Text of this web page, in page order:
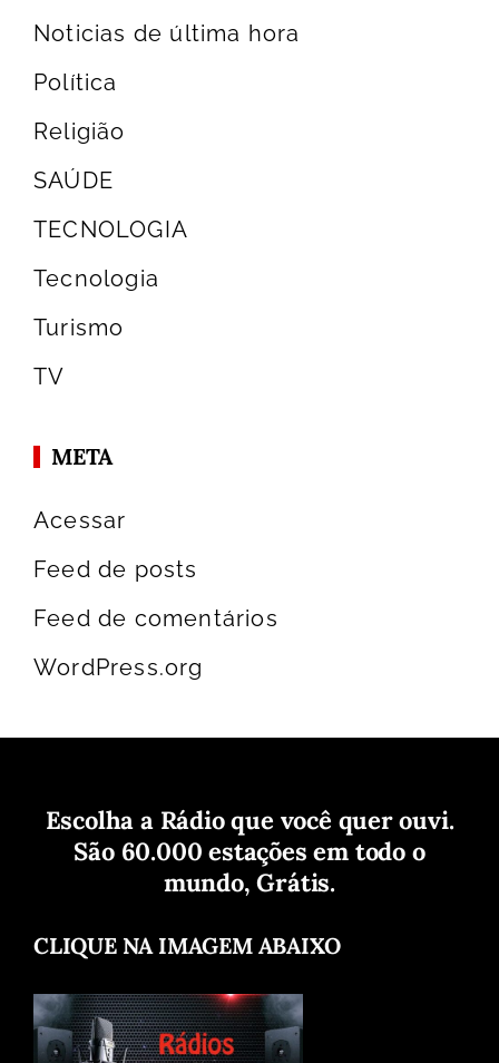
Noticias de última hora
Política
Religião
SAÚDE
TECNOLOGIA
Tecnologia
Turismo
TV
META
Acessar
Feed de posts
Feed de comentários
WordPress.org
Escolha a Rádio que você quer ouvi.
São 60.000 estações em todo o
mundo, Grátis.
CLIQUE NA IMAGEM ABAIXO